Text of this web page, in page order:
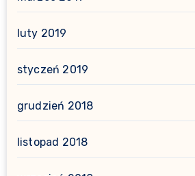
luty 2019
styczeń 2019
grudzień 2018
listopad 2018